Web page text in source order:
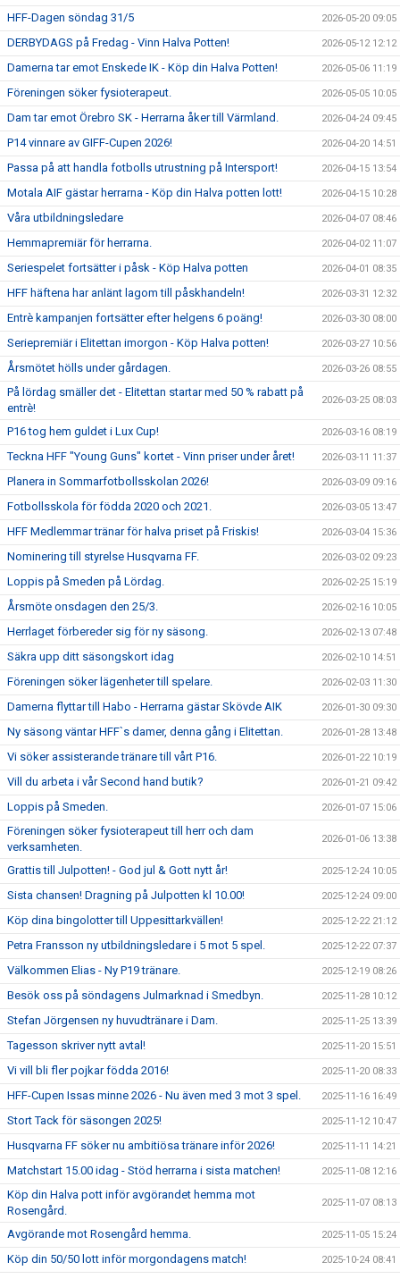
HFF-Dagen söndag 31/5 2026-05-20 09:05
DERBYDAGS på Fredag - Vinn Halva Potten! 2026-05-12 12:12
Damerna tar emot Enskede IK - Köp din Halva Potten! 2026-05-06 11:19
Föreningen söker fysioterapeut. 2026-05-05 10:05
Dam tar emot Örebro SK - Herrarna åker till Värmland. 2026-04-24 09:45
P14 vinnare av GIFF-Cupen 2026! 2026-04-20 14:51
Passa på att handla fotbolls utrustning på Intersport! 2026-04-15 13:54
Motala AIF gästar herrarna - Köp din Halva potten lott! 2026-04-15 10:28
Våra utbildningsledare 2026-04-07 08:46
Hemmapremiär för herrarna. 2026-04-02 11:07
Seriespelet fortsätter i påsk - Köp Halva potten 2026-04-01 08:35
HFF häftena har anlänt lagom till påskhandeln! 2026-03-31 12:32
Entrè kampanjen fortsätter efter helgens 6 poäng! 2026-03-30 08:00
Seriepremiär i Elitettan imorgon - Köp Halva potten! 2026-03-27 10:56
Årsmötet hölls under gårdagen. 2026-03-26 08:55
På lördag smäller det - Elitettan startar med 50 % rabatt på
entrè!
2026-03-25 08:03
P16 tog hem guldet i Lux Cup! 2026-03-16 08:19
Teckna HFF "Young Guns" kortet - Vinn priser under året! 2026-03-11 11:37
Planera in Sommarfotbollsskolan 2026! 2026-03-09 09:16
Fotbollsskola för födda 2020 och 2021. 2026-03-05 13:47
HFF Medlemmar tränar för halva priset på Friskis! 2026-03-04 15:36
Nominering till styrelse Husqvarna FF. 2026-03-02 09:23
Loppis på Smeden på Lördag. 2026-02-25 15:19
Årsmöte onsdagen den 25/3. 2026-02-16 10:05
Herrlaget förbereder sig för ny säsong. 2026-02-13 07:48
Säkra upp ditt säsongskort idag 2026-02-10 14:51
Föreningen söker lägenheter till spelare. 2026-02-03 11:30
Damerna flyttar till Habo - Herrarna gästar Skövde AIK 2026-01-30 09:30
Ny säsong väntar HFF`s damer, denna gång i Elitettan. 2026-01-28 13:48
Vi söker assisterande tränare till vårt P16. 2026-01-22 10:19
Vill du arbeta i vår Second hand butik? 2026-01-21 09:42
Loppis på Smeden. 2026-01-07 15:06
Föreningen söker fysioterapeut till herr och dam
verksamheten.
2026-01-06 13:38
Grattis till Julpotten! - God jul & Gott nytt år! 2025-12-24 10:05
Sista chansen! Dragning på Julpotten kl 10.00! 2025-12-24 09:00
Köp dina bingolotter till Uppesittarkvällen! 2025-12-22 21:12
Petra Fransson ny utbildningsledare i 5 mot 5 spel. 2025-12-22 07:37
Välkommen Elias - Ny P19 tränare. 2025-12-19 08:26
Besök oss på söndagens Julmarknad i Smedbyn. 2025-11-28 10:12
Stefan Jörgensen ny huvudtränare i Dam. 2025-11-25 13:39
Tagesson skriver nytt avtal! 2025-11-20 15:51
Vi vill bli fler pojkar födda 2016! 2025-11-20 08:33
HFF-Cupen Issas minne 2026 - Nu även med 3 mot 3 spel. 2025-11-16 16:49
Stort Tack för säsongen 2025! 2025-11-12 10:47
Husqvarna FF söker nu ambitiösa tränare inför 2026! 2025-11-11 14:21
Matchstart 15.00 idag - Stöd herrarna i sista matchen! 2025-11-08 12:16
Köp din Halva pott inför avgörandet hemma mot
Rosengård.
2025-11-07 08:13
Avgörande mot Rosengård hemma. 2025-11-05 15:24
Köp din 50/50 lott inför morgondagens match! 2025-10-24 08:41